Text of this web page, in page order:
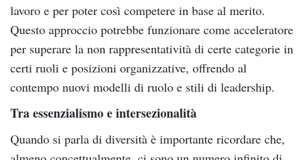
lavoro e per poter così competere in base al merito.
Questo approccio potrebbe funzionare come acceleratore
per superare la non rappresentatività di certe categorie in
certi ruoli e posizioni organizzative, offrendo al
contempo nuovi modelli di ruolo e stili di leadership.
Tra essenzialismo e intersezionalità
Quando si parla di diversità è importante ricordare che,